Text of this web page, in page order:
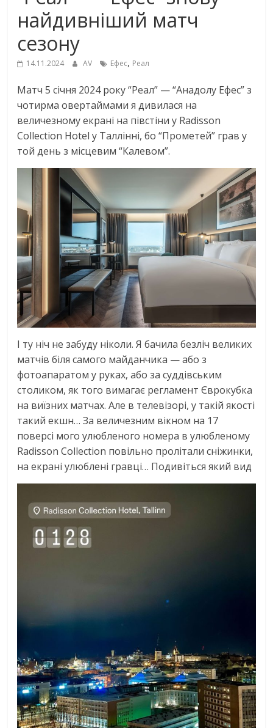
найдивніший матч
сезону
14.11.2024 AV Ефес, Реал
Матч 5 січня 2024 року “Реал” — “Анадолу Ефес” з
чотирма овертаймами я дивилася на
величезному екрані на півстіни у Radisson
Collection Hotel у Таллінні, бо “Прометей” грав у
той день з місцевим “Калевом”.
І ту ніч не забуду ніколи. Я бачила безліч великих
матчів біля самого майданчика — або з
фотоапаратом у руках, або за суддівським
столиком, як того вимагає регламент Єврокубка
на виїзних матчах. Але в телевізорі, у такій якості
такий екшн… За величезним вікном на 17
поверсі мого улюбленого номера в улюбленому
Radisson Collection повільно пролітали сніжинки,
на екрані улюблені гравці… Подивіться який вид